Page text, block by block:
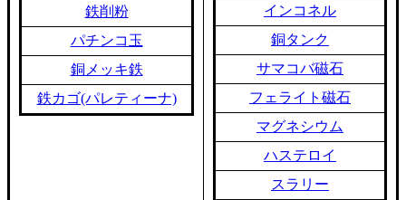
鉄削粉
パチンコ玉
銅メッキ鉄
鉄カゴ(パレティーナ)
インコネル
銅タンク
サマコバ磁石
フェライト磁石
マグネシウム
ハステロイ
スラリー